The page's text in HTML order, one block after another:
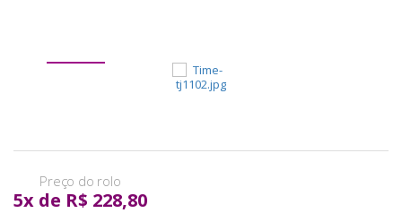
5x de R$ 228,80